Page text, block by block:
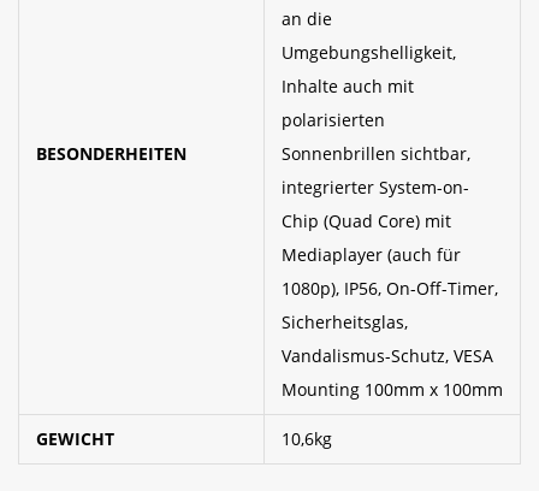
BESONDERHEITEN
an die
Umgebungshelligkeit,
Inhalte auch mit
polarisierten
Sonnenbrillen sichtbar,
integrierter System-on-
Chip (Quad Core) mit
Mediaplayer (auch für
1080p), IP56, On-Off-Timer,
Sicherheitsglas,
Vandalismus-Schutz, VESA
Mounting 100mm x 100mm
GEWICHT 10,6kg